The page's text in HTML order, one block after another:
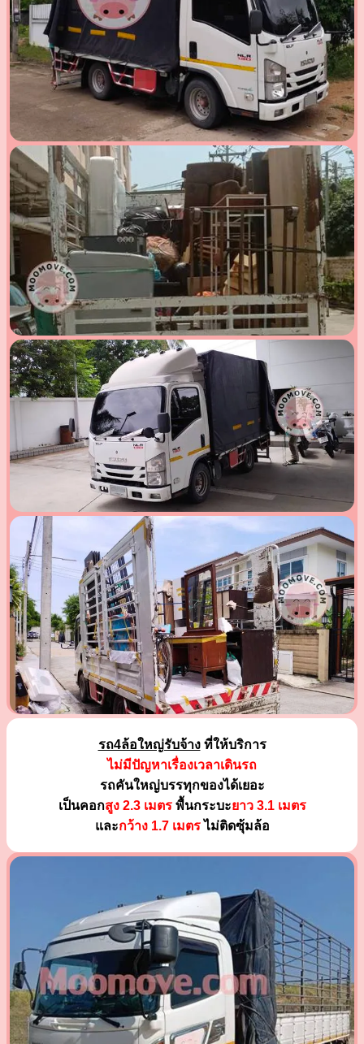
รถ4ล้อใหญ่รับจ้างที่ให้บริการ
ไม่มีปัญหาเรื่องเวลาเดินรถ
รถคันใหญ่บรรทุกของได้เยอะ
เป็นคอกสูง 2.3 เมตรพื้นกระบะยาว 3.1 เมตร
และกว้าง 1.7 เมตรไม่ติดซุ้มล้อ